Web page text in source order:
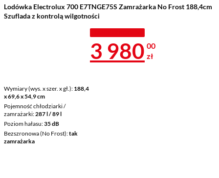
Lodówka Electrolux 700 E7TNGE75S Zamrażarka No Frost 188,4cm
Szuflada z kontrolą wilgotności
Wymiary (wys. x szer. x gł.) 188,4
x 69,6 x 54,9 cm
Pojemność chłodziarki /
zamrażarki 287 l / 89 l
Poziom hałasu 35 dB
Bezszronowa (No Frost) tak
zamrażarka
Cena 3 980 zł
3 980 00
zł